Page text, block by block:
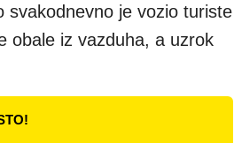
svakodnevno je vozio turiste
obale iz vazduha, a uzrok